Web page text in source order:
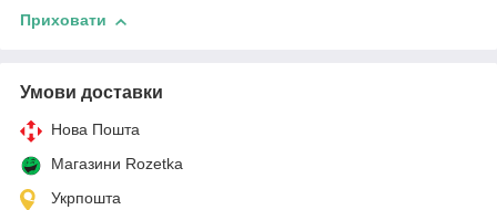
Приховати
Умови доставки
Нова Пошта
Магазини Rozetka
Укрпошта